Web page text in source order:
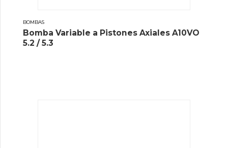
BOMBAS
Bomba Variable a Pistones Axiales A10VO
5.2 / 5.3